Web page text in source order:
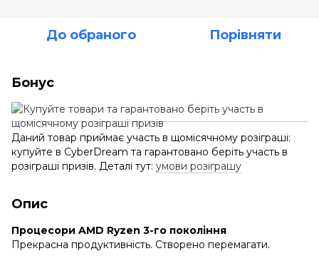
До обраного Порівняти
Бонус
Даний товар приймає участь в щомісячному розіграші:
купуйте в CyberDream та гарантовано беріть участь в
розіграші призів. Деталі тут: умови розіграшу
Опис
Процесори AMD Ryzen 3-го покоління
Прекрасна продуктивність. Створено перемагати.